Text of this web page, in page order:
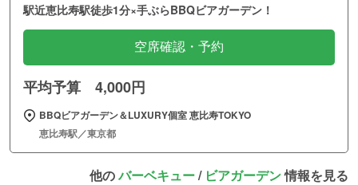
駅近恵比寿駅徒歩1分×手ぶらBBQビアガーデン！
空席確認・予約
平均予算 4,000円
BBQビアガーデン＆LUXURY個室 恵比寿TOKYO
恵比寿駅／東京都
他のバーベキュー/ ビアガーデン情報を見る